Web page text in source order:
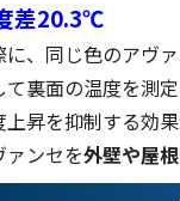
差20.3℃
に、同じ色のアヴ
て裏面の温度を測
上昇を抑制する効
ァンセを外壁や屋